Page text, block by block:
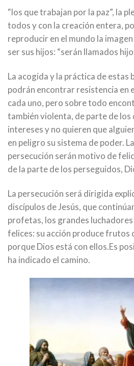
“los que trabajan por la paz”, la
todos y con la creación entera,
reproducir en el mundo la
ser sus hijos: “serán llamados
La acogida y la práctica de estas
podrán encontrar resistencia en
cada uno, pero sobre todo
también violenta, de parte de los
intereses y no quieren que
en peligro su sistema de poder.
persecución serán motivo de
de la parte de los perseguidos,
La persecución será dirigida
discípulos de Jesús, que
profetas, los grandes
felices: su acción produce frutos
porque Dios está con ellos.Es
ha indicado el camino.